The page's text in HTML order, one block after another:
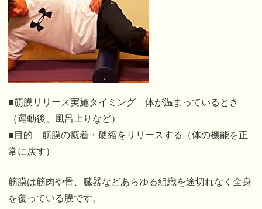
■筋膜リリース実施タイミング 体が温まっているとき
（運動後、風呂上りなど）
■目的 筋膜の癒着・硬縮をリリースする（体の機能を正
常に戻す）
筋膜は筋肉や骨、臓器などあらゆる組織を途切れなく全身
を覆っている膜です。